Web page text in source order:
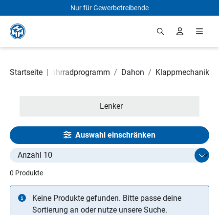
Zum Hauptinhalt springen
Nur für Gewerbetreibende
Startseite |Fahrradprogramm / Dahon / Klappmechanik
Lenker
Auswahl einschränken
0 Produkte
Select limit
Keine Produkte gefunden. Bitte passe deine
Sortierung an oder nutze unsere Suche.